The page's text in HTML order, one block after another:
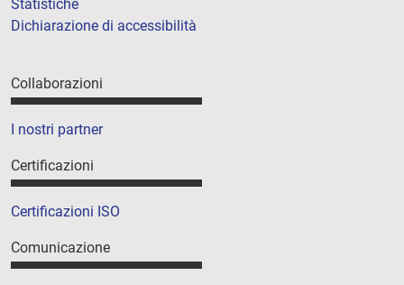
Statistiche
Dichiarazione di accessibilità
Collaborazioni
I nostri partner
Certificazioni
Certificazioni ISO
Comunicazione